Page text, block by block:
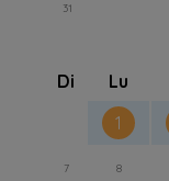
31
Di
Lu
1
7 8